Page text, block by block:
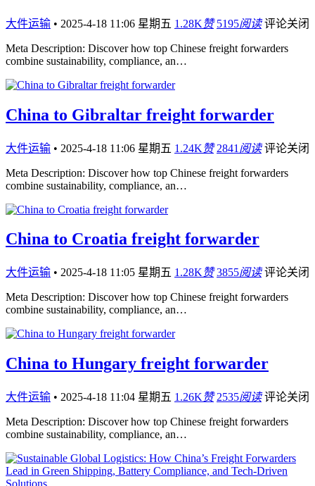
大件运输 • 2025-4-18 11:06 星期五 1.28K赞 5195阅读 评论关闭
Meta Description: Discover how top Chinese freight forwarders
combine sustainability, compliance, an…
China to Gibraltar freight forwarder
大件运输 • 2025-4-18 11:06 星期五 1.24K赞 2841 阅读 评论关闭
Meta Description: Discover how top Chinese freight forwarders
combine sustainability, compliance, an…
China to Croatia freight forwarder
大件运输 • 2025-4-18 11:05 星期五 1.28K赞 3855阅读 评论关闭
Meta Description: Discover how top Chinese freight forwarders
combine sustainability, compliance, an…
China to Hungary freight forwarder
大件运输 • 2025-4-18 11:04 星期五 1.26K赞 2535阅读 评论关闭
Meta Description: Discover how top Chinese freight forwarders
combine sustainability, compliance, an…